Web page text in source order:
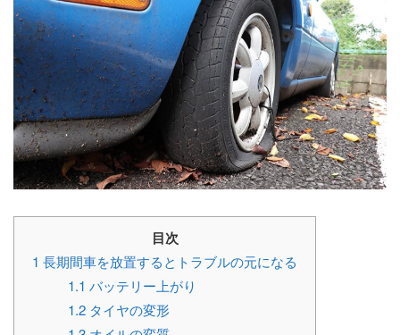
目次
1 長期間車を放置するとトラブルの元になる
1.1 バッテリー上がり
1.2 タイヤの変形